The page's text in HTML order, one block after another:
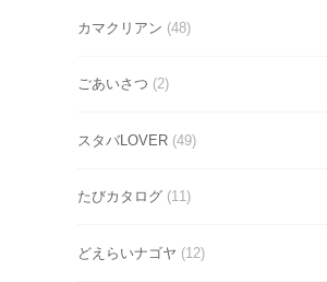
カマクリアン (48)
ごあいさつ (2)
スタバLOVER (49)
たびカタログ (11)
どえらいナゴヤ (12)